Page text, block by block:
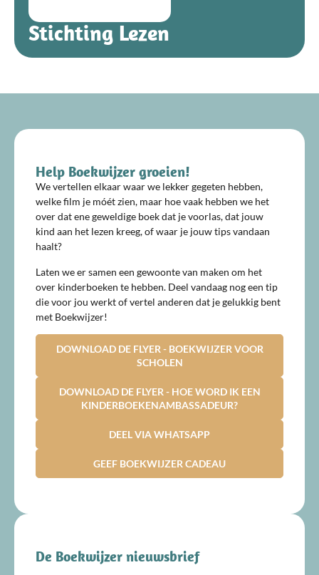
Stichting Lezen
Help Boekwijzer groeien!
We vertellen elkaar waar we lekker gegeten hebben,
welke film je móét zien, maar hoe vaak hebben we het
over dat ene geweldige boek dat je voorlas, dat jouw
kind aan het lezen kreeg, of waar je jouw tips vandaan
haalt?
Laten we er samen een gewoonte van maken om het
over kinderboeken te hebben. Deel vandaag nog een tip
die voor jou werkt of vertel anderen dat je gelukkig bent
met Boekwijzer!
DOWNLOAD DE FLYER - BOEKWIJZER VOOR
SCHOLEN
DOWNLOAD DE FLYER - HOE WORD IK EEN
KINDERBOEKENAMBASSADEUR?
DEEL VIA WHATSAPP
GEEF BOEKWIJZER CADEAU
De Boekwijzer nieuwsbrief